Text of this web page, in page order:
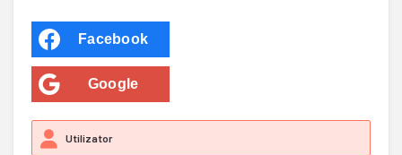
Facebook
Google